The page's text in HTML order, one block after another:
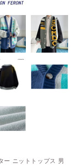
ー ニットトップス 男